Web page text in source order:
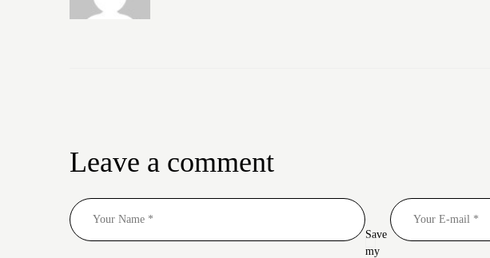
Leave a comment
Save
my